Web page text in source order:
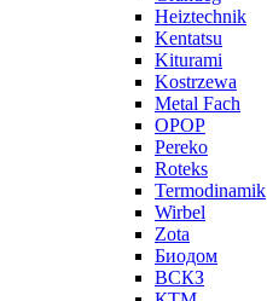
Heiztechnik
Kentatsu
Kiturami
Kostrzewa
Metal Fach
OPOP
Pereko
Roteks
Termodinamik
Wirbel
Zota
Биодом
ВСКЗ